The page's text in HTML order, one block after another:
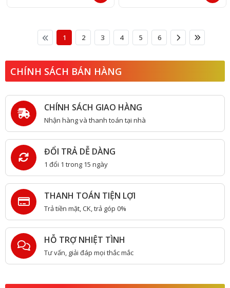
1 2 3 4 5 6
CHÍNH SÁCH BÁN HÀNG
CHÍNH SÁCH GIAO HÀNG
Nhận hàng và thanh toán tại nhà
ĐỔI TRẢ DỄ DÀNG
1 đổi 1 trong 15 ngày
THANH TOÁN TIỆN LỢI
Trả tiền mặt, CK, trả góp 0%
HỖ TRỢ NHIỆT TÌNH
Tư vấn, giải đáp mọi thắc mắc